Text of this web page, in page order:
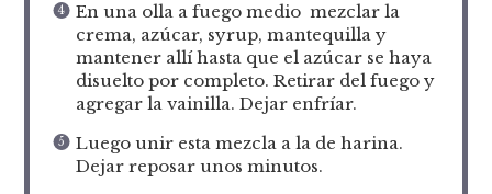
En una olla a fuego medio mezclar la
crema, azúcar, syrup, mantequilla y
mantener allí hasta que el azúcar se haya
disuelto por completo. Retirar del fuego y
agregar la vainilla. Dejar enfríar.
Luego unir esta mezcla a la de harina.
Dejar reposar unos minutos.